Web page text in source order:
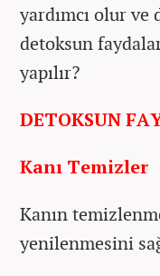
yardımcı olur
detoksun
yapılır?
DETOKSUN
Kanı Temizler
Kanın
yenilenmesini